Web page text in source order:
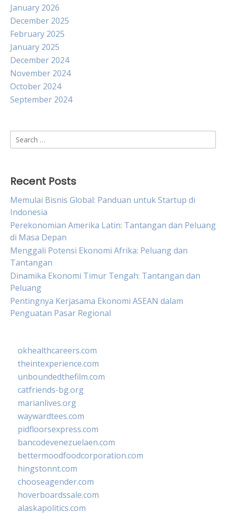
January 2026
December 2025
February 2025
January 2025
December 2024
November 2024
October 2024
September 2024
Search
for:
Recent Posts
Memulai Bisnis Global: Panduan untuk Startup di
Indonesia
Perekonomian Amerika Latin: Tantangan dan Peluang
di Masa Depan
Menggali Potensi Ekonomi Afrika: Peluang dan
Tantangan
Dinamika Ekonomi Timur Tengah: Tantangan dan
Peluang
Pentingnya Kerjasama Ekonomi ASEAN dalam
Penguatan Pasar Regional
okhealthcareers.com
theintexperience.com
unboundedthefilm.com
catfriends-bg.org
marianlives.org
waywardtees.com
pidfloorsexpress.com
bancodevenezuelaen.com
bettermoodfoodcorporation.com
hingstonnt.com
chooseagender.com
hoverboardssale.com
alaskapolitics.com